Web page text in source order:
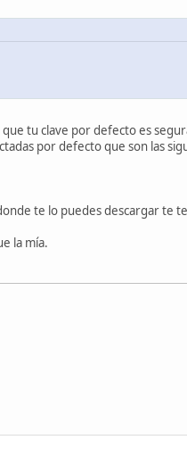
tu clave por defecto es
por defecto que son las
te lo puedes descargar te
la mía.